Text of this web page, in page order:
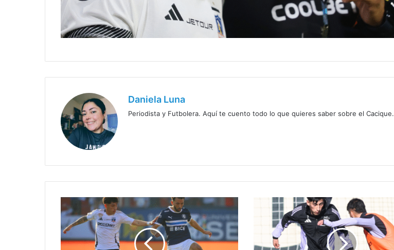
Daniela Luna
Periodista y Futbolera. Aquí te cuento todo lo que quieres saber sobre el Cacique.
Los
partidos
de
Colo
Colo
Llamativo
entrenamiento
Colo